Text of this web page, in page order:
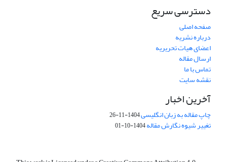
دسترسی سریع
صفحه اصلی
درباره نشریه
اعضای هیات تحریریه
ارسال مقاله
تماس با ما
نقشه سایت
آخرین اخبار
چاپ مقاله به زبان انگلیسی1404-11-26
تغییر شیوه نگارش مقاله1404-10-01